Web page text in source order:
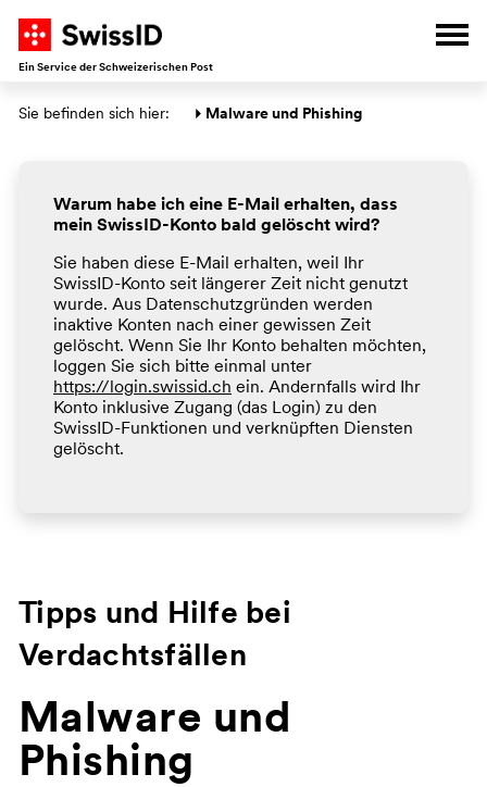
Ein Service der Schweizerischen Post
Hauptbereich
Sie befinden sich hier: Malware und Phishing
Warum habe ich eine E-Mail erhalten, dass
mein SwissID-Konto bald gelöscht wird?
Sie haben diese E-Mail erhalten, weil Ihr
SwissID-Konto seit längerer Zeit nicht genutzt
wurde. Aus Datenschutzgründen werden
inaktive Konten nach einer gewissen Zeit
gelöscht. Wenn Sie Ihr Konto behalten möchten,
loggen Sie sich bitte einmal unter
https://login.swissid.ch ein. Andernfalls wird Ihr
Konto inklusive Zugang (das Login) zu den
SwissID-Funktionen und verknüpften Diensten
gelöscht.
Tipps und Hilfe bei
Verdachtsfällen
Malware und
Phishing